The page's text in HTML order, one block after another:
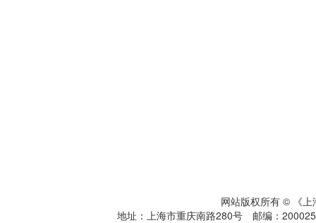
网站版权所有 © 《
地址：上海市重庆南路280号 邮编：